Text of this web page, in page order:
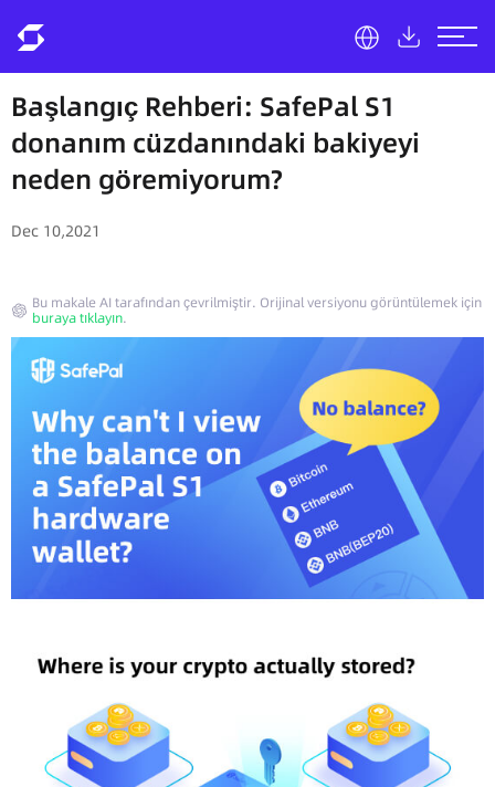
Başlangıç ​​Rehberi: SafePal S1
donanım cüzdanındaki bakiyeyi
neden göremiyorum?
Dec 10,2021
Bu makale AI tarafından çevrilmiştir. Orijinal versiyonu görüntülemek için
buraya tıklayın.